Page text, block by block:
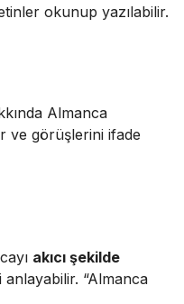
okunup yazılabilir.
Almanca
ve görüşlerini ifade
akıcı şekilde
“Almanca